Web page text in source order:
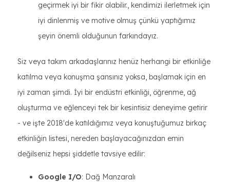
geçirmek iyi bir fikir olabilir., kendimizi ilerletmek için
iyi dinlenmiş ve motive olmuş çünkü yaptığımız
şeyin önemli olduğunun farkındayız.
Siz veya takım arkadaşlarınız henüz herhangi bir etkinliğe
katılma veya konuşma şansınız yoksa, başlamak için en
iyi zaman şimdi. İyi bir endüstri etkinliği, öğrenme, ağ
oluşturma ve eğlenceyi tek bir kesintisiz deneyime getirir
- ve işte 2018'de katıldığımız veya konuştuğumuz birkaç
etkinliğin listesi, nereden başlayacağınızdan emin
değilseniz hepsi şiddetle tavsiye edilir:
Google I/O: Dağ Manzaralı